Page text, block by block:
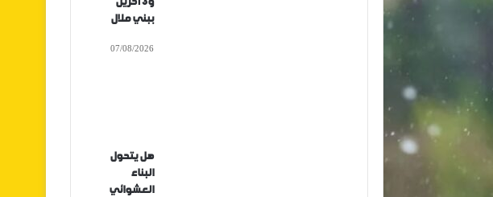
ببني ملال
07/08/2026
هل يتحول
البناء
العشوائي